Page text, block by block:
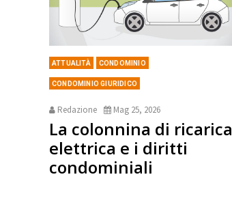
ATTUALITÀ CONDOMINIO
CONDOMINIO GIURIDICO
Redazione Mag 25, 2026
La colonnina di ricarica
elettrica e i diritti
condominiali